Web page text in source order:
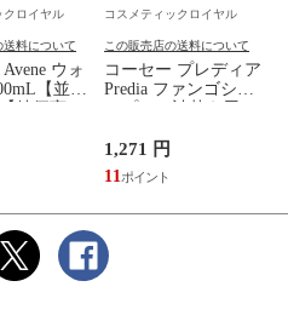
クロイヤル
送料について
ウォ
【並行
特価商
気商品】
24点限り
コスメティックロイヤル
この販売店の送料について
コーセー プレディア
Predia ファンゴシャ
ンプー（詰替え用）
1,271 円
11